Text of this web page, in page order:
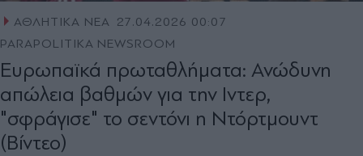
ΑΘΛΗΤΙΚΑ ΝΕΑ 27.04.2026 00:07
PARAPOLITIKA NEWSROOM
Ευρωπαϊκά πρωταθλήματα: Ανώδυνη
απώλεια βαθμών για την Ιντερ,
"σφράγισε" το σεντόνι η Ντόρτμουντ
(Βίντεο)